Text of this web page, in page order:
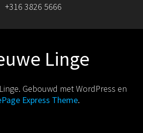
+316 3826 5666
Linge
Gebouwd met WordPress en
Express Theme.